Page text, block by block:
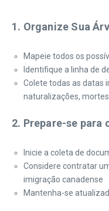
1. Organize Sua
Mapeie todos os
Identifique a linha de
Colete todas as datas
naturalizações,
2. Prepare-se para
Inicie a coleta de
Considere contratar
imigração canadense
Mantenha-se